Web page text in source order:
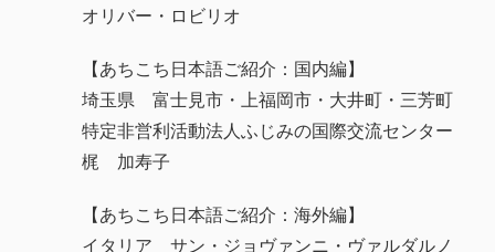
オリバー・ロビリオ
【あちこち日本語ご紹介：国内編】
埼玉県 富士見市・上福岡市・大井町・三芳町
特定非営利活動法人ふじみの国際交流センター
梶 加寿子
【あちこち日本語ご紹介：海外編】
イタリア サン・ジョヴァンニ・ヴァルダルノ